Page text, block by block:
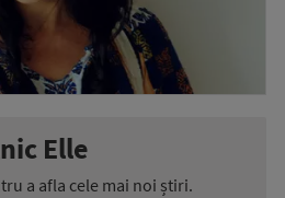
Elle
a afla cele mai noi știri.